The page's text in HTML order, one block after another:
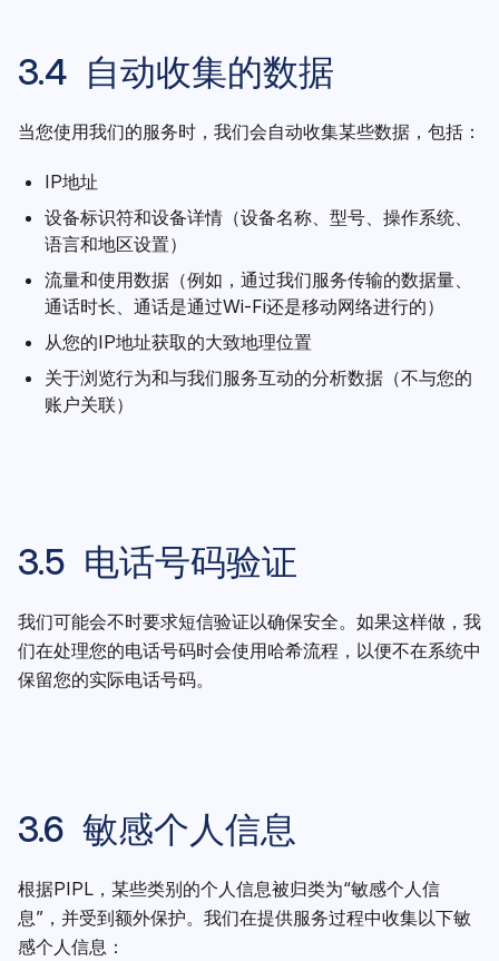
3.4 自动收集的数据
当您使用我们的服务时，我们会自动收集某些数据，包括：
IP地址
设备标识符和设备详情（设备名称、型号、操作系统、
语言和地区设置）
流量和使用数据（例如，通过我们服务传输的数据量、
通话时长、通话是通过Wi-Fi还是移动网络进行的）
从您的IP地址获取的大致地理位置
关于浏览行为和与我们服务互动的分析数据（不与您的
账户关联）
3.5 电话号码验证
我们可能会不时要求短信验证以确保安全。如果这样做，我
们在处理您的电话号码时会使用哈希流程，以便不在系统中
保留您的实际电话号码。
3.6 敏感个人信息
根据PIPL，某些类别的个人信息被归类为“敏感个人信
息”，并受到额外保护。我们在提供服务过程中收集以下敏
感个人信息：